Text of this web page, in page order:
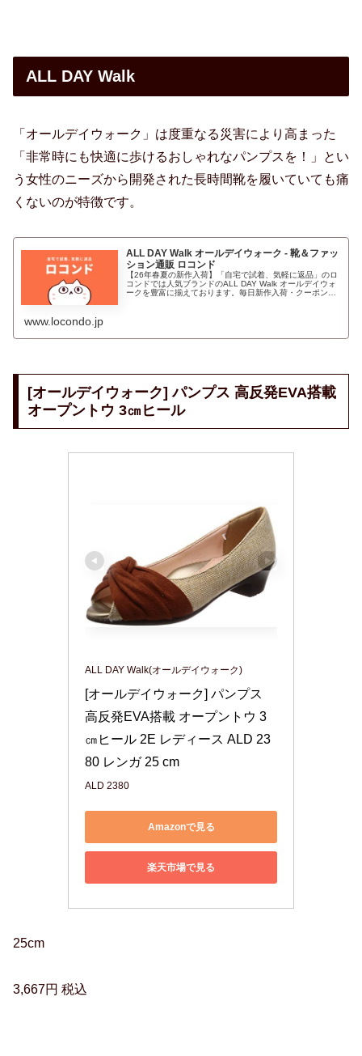
ALL DAY Walk
「オールデイウォーク」は度重なる災害により高まった
「非常時にも快適に歩けるおしゃれなパンプスを！」とい
う女性のニーズから開発された長時間靴を履いていても痛
くないのが特徴です。
ALL DAY Walk オールデイウォーク - 靴＆ファッ
ション通販 ロコンド
【26年春夏の新作入荷】「自宅で試着、気軽に返品」のロ
コンドでは人気ブランドのALL DAY Walk オールデイウォ
ークを豊富に揃えております。毎日新作入荷・クーポン配
www.locondo.jp
[オールデイウォーク] パンプス 高反発EVA搭載
オープントウ 3㎝ヒール
ALL DAY Walk(オールデイウォーク)
[オールデイウォーク] パンプス
高反発EVA搭載 オープントウ 3
㎝ヒール 2E レディース ALD 23
80 レンガ 25 cm
ALD 2380
Amazonで見る
楽天市場で見る
25cm
3,667円 税込